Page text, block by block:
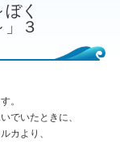
く
３
。
でいたときに、
カより、